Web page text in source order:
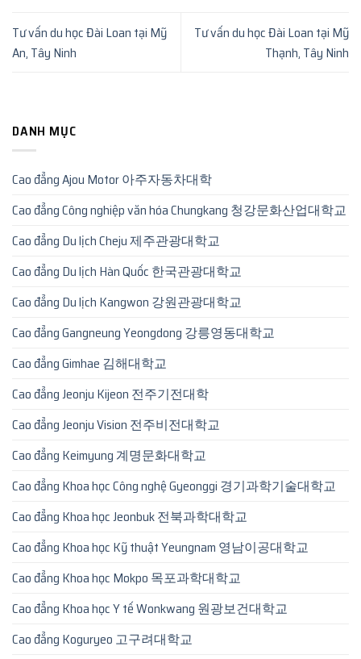
Tư vấn du học Đài Loan tại Mỹ
An, Tây Ninh
Tư vấn du học Đài Loan tại Mỹ
Thạnh, Tây Ninh
DANH MỤC
Cao đẳng Ajou Motor 아주자동차대학
Cao đẳng Công nghiệp văn hóa Chungkang 청강문화산업대학교
Cao đẳng Du lịch Cheju 제주관광대학교
Cao đẳng Du lịch Hàn Quốc 한국관광대학교
Cao đẳng Du lịch Kangwon 강원관광대학교
Cao đẳng Gangneung Yeongdong 강릉영동대학교
Cao đẳng Gimhae 김해대학교
Cao đẳng Jeonju Kijeon 전주기전대학
Cao đẳng Jeonju Vision 전주비전대학교
Cao đẳng Keimyung 계명문화대학교
Cao đẳng Khoa học Công nghệ Gyeonggi 경기과학기술대학교
Cao đẳng Khoa học Jeonbuk 전북과학대학교
Cao đẳng Khoa học Kỹ thuật Yeungnam 영남이공대학교
Cao đẳng Khoa học Mokpo 목포과학대학교
Cao đẳng Khoa học Y tế Wonkwang 원광보건대학교
Cao đẳng Koguryeo 고구려대학교